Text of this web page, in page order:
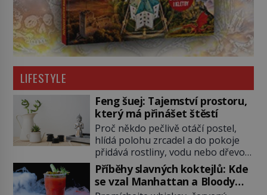
LIFESTYLE
Feng šuej: Tajemství prostoru,
který má přinášet štěstí
Proč někdo pečlivě otáčí postel,
hlídá polohu zrcadel a do pokoje
přidává rostliny, vodu nebo dřevo?
Feng šuej tvrdí, že domov není jen
soubor zdí a nábytku. Je to prostor,
kterým proudí energie čchi a jeho
Příběhy slavných koktejlů: Kde
se vzal Manhattan a Bloody